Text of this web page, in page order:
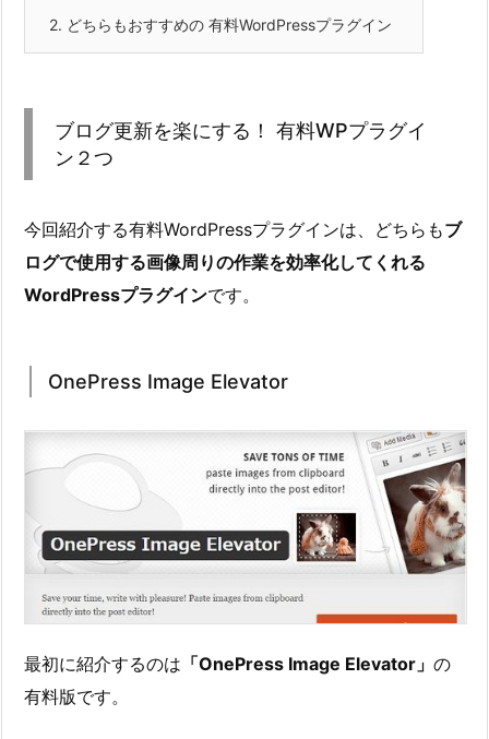
2. どちらもおすすめの 有料WordPressプラグイン
ブログ更新を楽にする！ 有料WPプラグイ
ン２つ
今回紹介する有料WordPressプラグインは、どちらもブ
ログで使用する画像周りの作業を効率化してくれる
WordPressプラグインです。
OnePress Image Elevator
最初に紹介するのは 「OnePress Image Elevator」 の
有料版です。